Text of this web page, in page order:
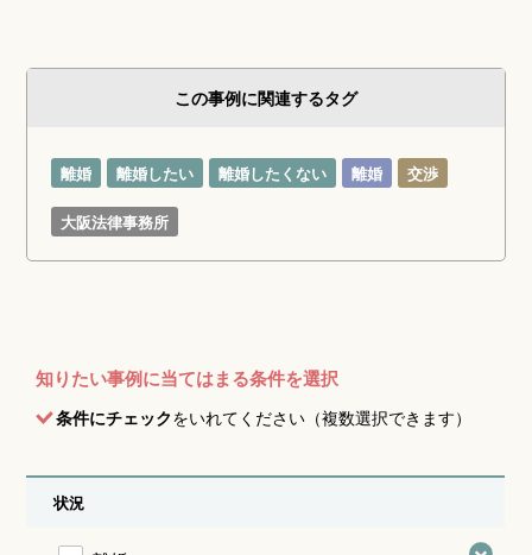
この事例に関連するタグ
離婚 離婚したい 離婚したくない 離婚 交渉
大阪法律事務所
知りたい事例に当てはまる条件を選択
条件にチェックをいれてください（複数選択できます）
状況